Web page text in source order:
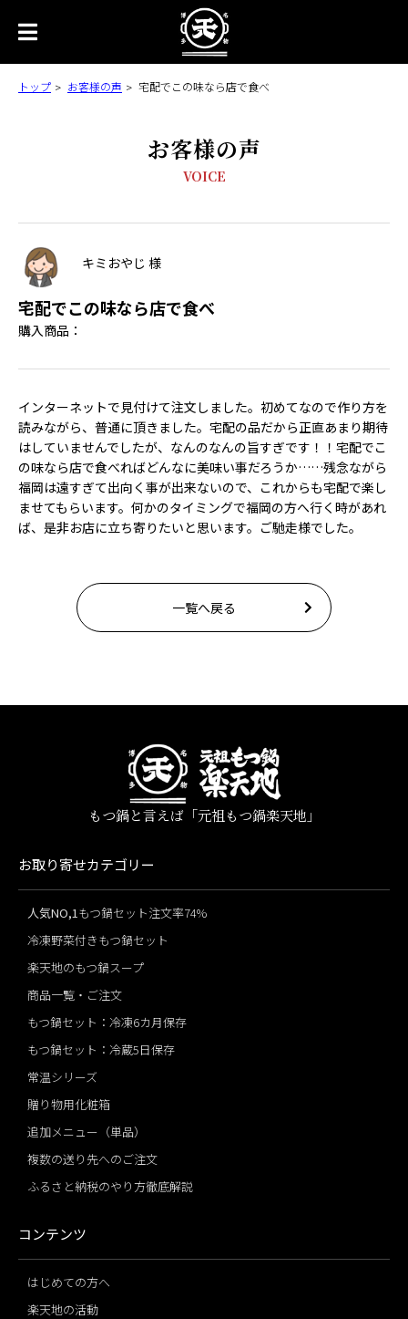
トップ お客様の声 宅配でこの味なら店で食べ
お客様の声
VOICE
キミおやじ 様
宅配でこの味なら店で食べ
購入商品：
インターネットで見付けて注文しました。初めてなので作り方を
読みながら、普通に頂きました。宅配の品だから正直あまり期待
はしていませんでしたが、なんのなんの旨すぎです！！宅配でこ
の味なら店で食べればどんなに美味い事だろうか……残念ながら
福岡は遠すぎて出向く事が出来ないので、これからも宅配で楽し
ませてもらいます。何かのタイミングで福岡の方へ行く時があれ
ば、是非お店に立ち寄りたいと思います。ご馳走様でした。
一覧へ戻る
もつ鍋と言えば「元祖もつ鍋楽天地」
お取り寄せカテゴリー
人気NO,1もつ鍋セット注文率74%
冷凍野菜付きもつ鍋セット
楽天地のもつ鍋スープ
商品一覧・ご注文
もつ鍋セット：冷凍6カ月保存
もつ鍋セット：冷蔵5日保存
常温シリーズ
贈り物用化粧箱
追加メニュー（単品）
複数の送り先へのご注文
ふるさと納税のやり方徹底解説
コンテンツ
はじめての方へ
楽天地の活動